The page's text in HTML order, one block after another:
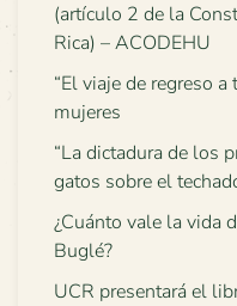
(artículo 2 de la
Rica) – ACODEHU
“El viaje de regreso a
mujeres
“La dictadura de los
gatos sobre el
¿Cuánto vale la vida
Buglé?
UCR presentará el